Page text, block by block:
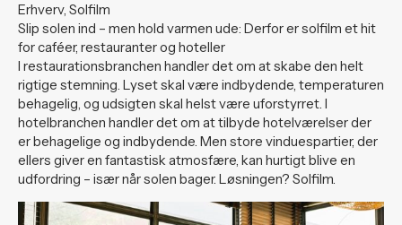
Erhverv, Solfilm
Slip solen ind – men hold varmen ude: Derfor er solfilm et hit
for caféer, restauranter og hoteller
I restaurationsbranchen handler det om at skabe den helt
rigtige stemning. Lyset skal være indbydende, temperaturen
behagelig, og udsigten skal helst være uforstyrret. I
hotelbranchen handler det om at tilbyde hotelværelser der
er behagelige og indbydende. Men store vinduespartier, der
ellers giver en fantastisk atmosfære, kan hurtigt blive en
udfordring – især når solen bager. Løsningen? Solfilm.